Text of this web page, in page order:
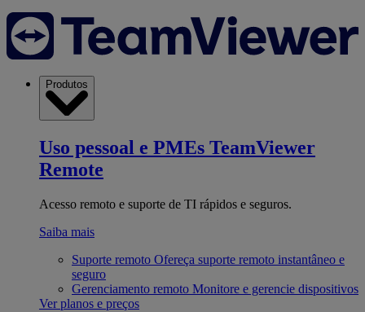
Produtos
Uso pessoal e PMEs TeamViewer
Remote
Acesso remoto e suporte de TI rápidos e seguros.
Saiba mais
Suporte remoto Ofereça suporte remoto instantâneo e
seguro
Gerenciamento remoto Monitore e gerencie dispositivos
Ver planos e preços